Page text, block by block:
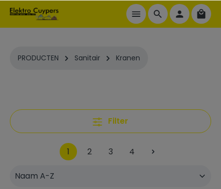
PRODUCTEN Sanitair Kranen
Filter
1 2 3 4